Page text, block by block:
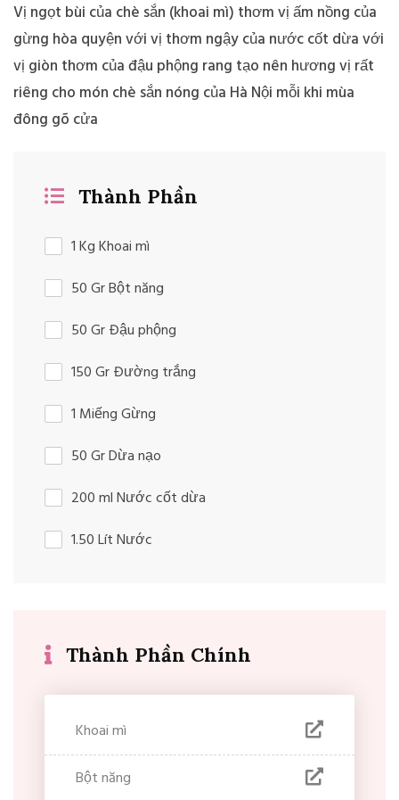
Vị ngọt bùi của chè sắn (khoai mì) thơm vị ấm nồng của
gừng hòa quyện với vị thơm ngậy của nước cốt dừa với
vị giòn thơm của đậu phộng rang tạo nên hương vị rất
riêng cho món chè sắn nóng của Hà Nội mỗi khi mùa
đông gõ cửa
Thành Phần
1 Kg Khoai mì
50 Gr Bột năng
50 Gr Đậu phộng
150 Gr Đường trắng
1 Miếng Gừng
50 Gr Dừa nạo
200 ml Nước cốt dừa
1.50 Lít Nước
Thành Phần Chính
Khoai mì
Bột năng